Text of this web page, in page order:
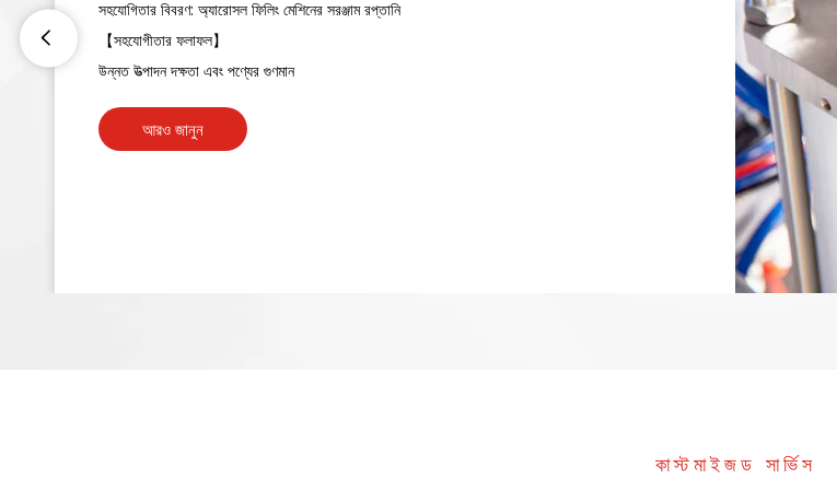
সহযোগিতার বিবরণ: অ্যারোসল ফিলিং মেশিনের সরঞ্জাম রপ্তানি
【সহযোগীতার ফলাফল】
উন্নত উত্পাদন দক্ষতা এবং পণ্যের গুণমান
আরও জানুন
কাস্টমাইজড সার্ভিস